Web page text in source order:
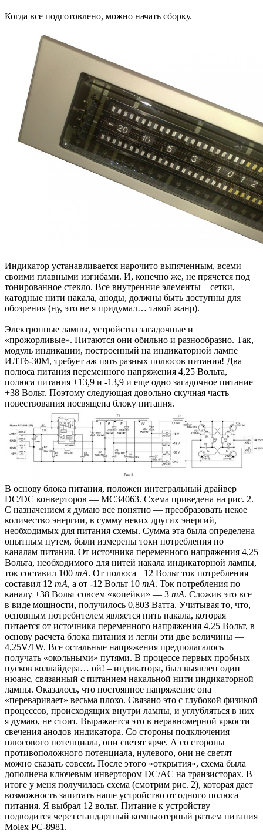
Когда все подготовлено, можно начать сборку.
Индикатор устанавливается нарочито выпяченным, всеми
своими плавными изгибами. И, конечно же, не прячется под
тонированное стекло. Все внутренние элементы – сетки,
катодные нити накала, аноды, должны быть доступны для
обозрения (ну, это не я придумал… такой жанр).
Электронные лампы, устройства загадочные и
«прожорливые». Питаются они обильно и разнообразно. Так,
модуль индикации, построенный на индикаторной лампе
ИЛТ6-30М, требует аж пять разных полюсов питания! Два
полюса питания переменного напряжения 4,25 Вольта,
полюса питания +13,9 и -13,9 и еще одно загадочное питание
+38 Вольт. Поэтому следующая довольно скучная часть
повествования посвящена блоку питания.
В основу блока питания, положен интегральный драйвер
DC/DC конверторов — MC34063. Схема приведена на рис. 2.
С назначением я думаю все понятно — преобразовать некое
количество энергии, в сумму неких других энергий,
необходимых для питания схемы. Сумма эта была определена
опытным путем, были измерены токи потребления по
каналам питания. От источника переменного напряжения 4,25
Вольта, необходимого для нитей накала индикаторной лампы,
ток составил 100 mA. От полюса +12 Вольт ток потребления
составил 12 mA, а от -12 Вольт 10 mA. Ток потребления по
каналу +38 Вольт совсем «копейки» — 3 mA. Сложив это все
в виде мощности, получилось 0,803 Ватта. Учитывая то, что,
основным потребителем является нить накала, которая
питается от источника переменного напряжения 4,25 Вольт, в
основу расчета блока питания и легли эти две величины —
4,25V/1W. Все остальные напряжения предполагалось
получать «окольными» путями. В процессе первых пробных
пусков коллайдера… ой! – индикатора, был выявлен один
нюанс, связанный с питанием накальной нити индикаторной
лампы. Оказалось, что постоянное напряжение она
«переваривает» весьма плохо. Связано это с глубокой физикой
процессов, происходящих внутри лампы, и углубляться в них
я думаю, не стоит. Выражается это в неравномерной яркости
свечения анодов индикатора. Со стороны подключения
плюсового потенциала, они светят ярче. А со стороны
противоположного потенциала, нулевого, они не светят
можно сказать совсем. После этого «открытия», схема была
дополнена ключевым инвертором DC/AC на транзисторах. В
итоге у меня получилась схема (смотрим рис. 2), которая дает
возможность запитать наше устройство от одного полюса
питания. Я выбрал 12 вольт. Питание к устройству
подводится через стандартный компьютерный разъем питания
Molex PC-8981.